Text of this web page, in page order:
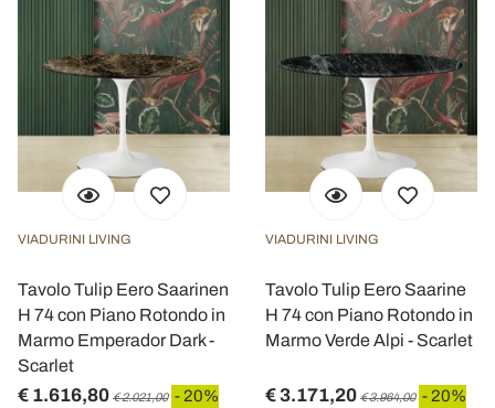
VIADURINI LIVING
Tavolo Tulip Eero Saarinen
H 74 con Piano Rotondo in
Marmo Emperador Dark -
Scarlet
€ 1.616,80 € 2.021,00 - 20%
VIADURINI LIVING
Tavolo Tulip Eero Saarine
H 74 con Piano Rotondo in
Marmo Verde Alpi - Scarlet
€ 3.171,20 € 3.964,00 - 20%